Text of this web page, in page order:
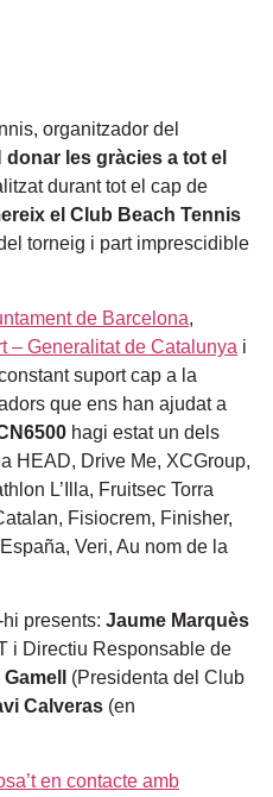
organitzador del
donar les gràcies a tot el
durant tot el cap de
el Club Beach Tennis
torneig i part imprescidible
de Barcelona,
– Generalitat de Catalunya i
suport cap a la
que ens han ajudat a
hagi estat un dels
HEAD, Drive Me, XCGroup,
L’Illa, Fruitsec Torra
Fisiocrem, Finisher,
Veri, Au nom de la
presents: Jaume Marquès
i Directiu Responsable de
(Presidenta del Club
Calveras (en
en contacte amb